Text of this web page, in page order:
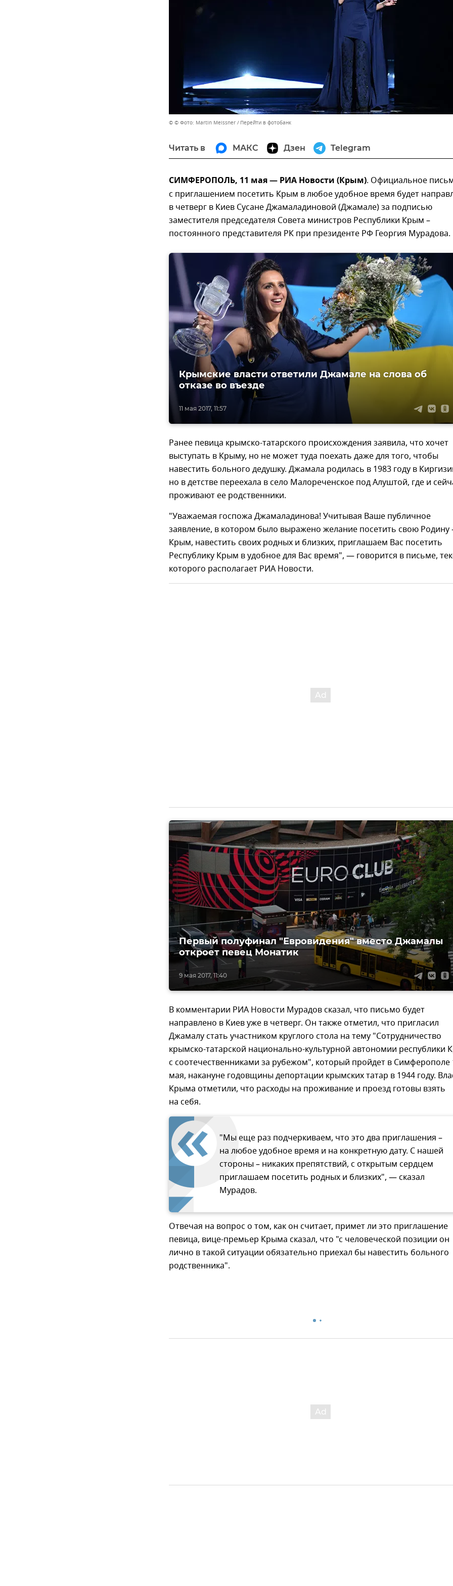
© © Фото: Martin Meissner Перейти в фотобанк
Читать в МАКС Дзен Telegram
СИМФЕРОПОЛЬ, 11 мая — РИА Новости (Крым). Официальное
с приглашением посетить Крым в любое удобное время будет
в четверг в Киев Сусане Джамаладиновой (Джамале) за подписью
заместителя председателя Совета министров Республики Крым –
постоянного представителя РК при президенте РФ Георгия Мурадова.
11 мая 2017, 11:57
Крымские власти ответили Джамале на слова об
отказе во въезде
Ранее певица крымско-татарского происхождения заявила, что хочет
выступать в Крыму, но не может туда поехать даже для того, чтобы
навестить больного дедушку. Джамала родилась в 1983 году в
но в детстве переехала в село Малореченское под Алуштой, где и
проживают ее родственники.
"Уважаемая госпожа Джамаладинова! Учитывая Ваше публичное
заявление, в котором было выражено желание посетить свою Родину
Крым, навестить своих родных и близких, приглашаем Вас посетить
Республику Крым в удобное для Вас время", — говорится в письме,
которого располагает РИА Новости.
9 мая 2017, 11:40
Первый полуфинал "Евровидения" вместо Джамалы
откроет певец Монатик
В комментарии РИА Новости Мурадов сказал, что письмо будет
направлено в Киев уже в четверг. Он также отметил, что пригласил
Джамалу стать участником круглого стола на тему "Сотрудничество
крымско-татарской национально-культурной автономии республики
с соотечественниками за рубежом", который пройдет в Симферополе
мая, накануне годовщины депортации крымских татар в 1944 году.
Крыма отметили, что расходы на проживание и проезд готовы взять
на себя.
"Мы еще раз подчеркиваем, что это два приглашения –
на любое удобное время и на конкретную дату. С нашей
стороны – никаких препятствий, с открытым сердцем
приглашаем посетить родных и близких", — сказал
Мурадов.
Отвечая на вопрос о том, как он считает, примет ли это приглашение
певица, вице-премьер Крыма сказал, что "с человеческой позиции он
лично в такой ситуации обязательно приехал бы навестить больного
родственника".